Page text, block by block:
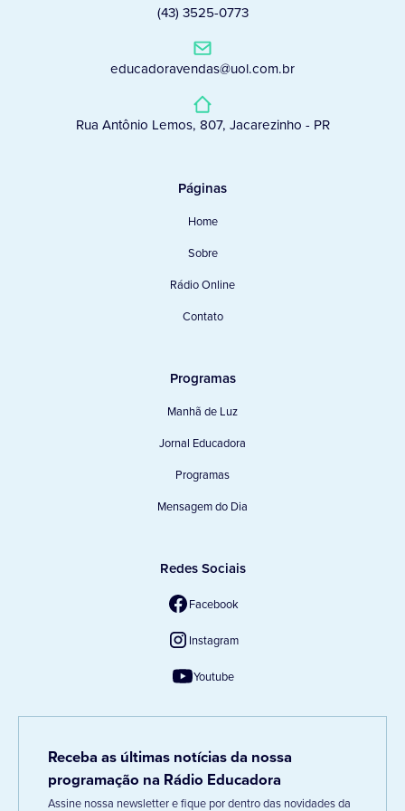
(43) 3525-0773
educadoravendas@uol.com.br
Rua Antônio Lemos, 807, Jacarezinho - PR
Páginas
Home
Sobre
Rádio Online
Contato
Programas
Manhã de Luz
Jornal Educadora
Programas
Mensagem do Dia
Redes Sociais
Facebook
Instagram
Youtube
Receba as últimas notícias da nossa
programação na Rádio Educadora
Assine nossa newsletter e fique por dentro das novidades da